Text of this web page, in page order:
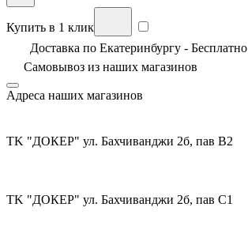
Купить в 1 клик
Доставка по Екатеринбургу - Бесплатно
Самовывоз из наших магазинов
Адреса наших магазинов
TK "ДОКЕР" ул. Бахчиванджи 2б, пав В2
TK "ДОКЕР" ул. Бахчиванджи 2б, пав С1